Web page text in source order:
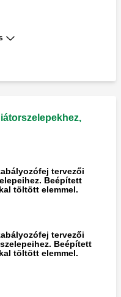
radiátorszelepek és
radiátorokhoz.
Balkezes
tervezői
Beépített
töltött elemmel.
tervezői
Beépített
töltött elemmel.